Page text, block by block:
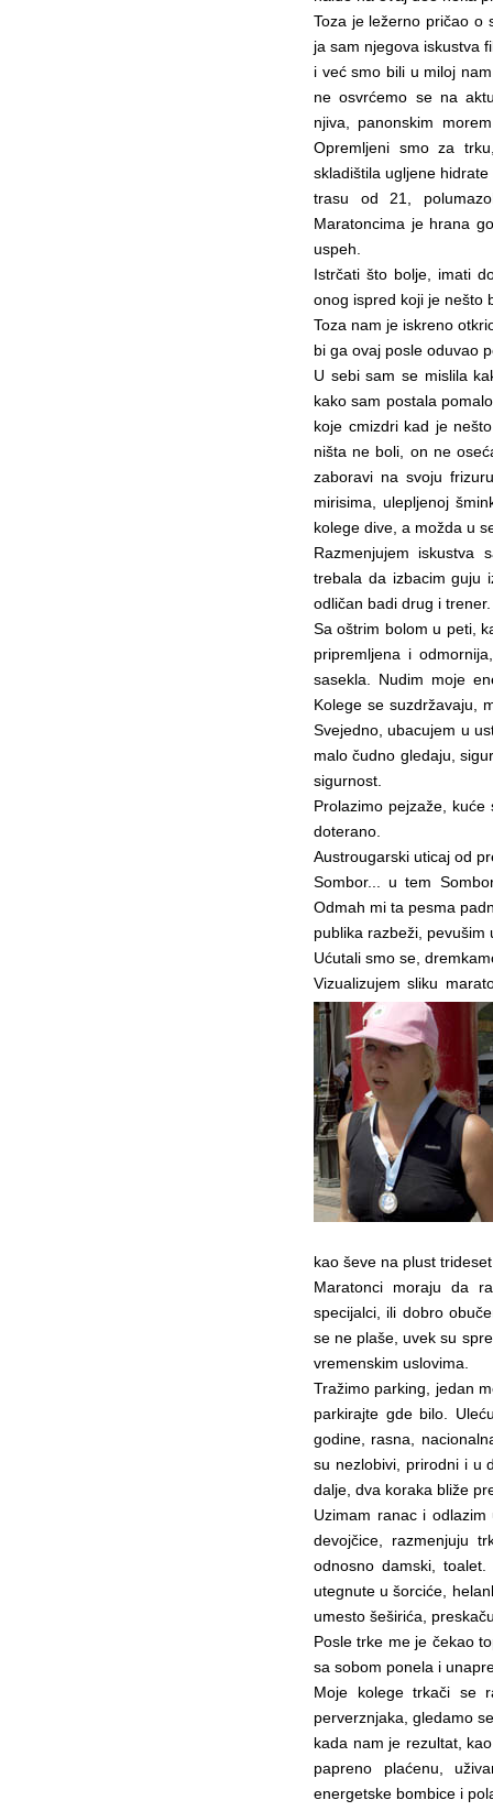
Toza je ležerno pričao o
ja sam njegova iskustva
i već smo bili u miloj
ne osvrćemo se na
njiva, panonskim
Opremljeni smo za
skladištila ugljene
trasu od 21,
Maratoncima je hrana
uspeh.
Istrčati što bolje, imati
onog ispred koji je nešto
Toza nam je iskreno
bi ga ovaj posle oduvao
U sebi sam se mislila
kako sam postala
koje cmizdri kad je
ništa ne boli, on ne
zaboravi na svoju
mirisima, ulepljenoj
kolege dive, a možda u
Razmenjujem iskustva
trebala da izbacim guju
odličan badi drug i trener.
Sa oštrim bolom u peti,
pripremljena i
sasekla. Nudim moje
Kolege se suzdržavaju,
Svejedno, ubacujem u
malo čudno gledaju,
sigurnost.
Prolazimo pejzaže,
doterano.
Austrougarski uticaj od
Sombor... u tem
Odmah mi ta pesma
publika razbeži,
Ućutali smo se,
Vizualizujem sliku
kao ševe na plust
Maratonci moraju da
specijalci, ili dobro
se ne plaše, uvek su
vremenskim uslovima.
Tražimo parking, jedan
parkirajte gde bilo.
godine, rasna,
su nezlobivi, prirodni i u
dalje, dva koraka bliže
Uzimam ranac i
devojčice, razmenjuju
odnosno damski,
utegnute u šorciće,
umesto šeširića,
Posle trke me je čekao
sa sobom ponela i
Moje kolege trkači se
perverznjaka, gledamo
kada nam je rezultat,
papreno plaćenu,
energetske bombice i